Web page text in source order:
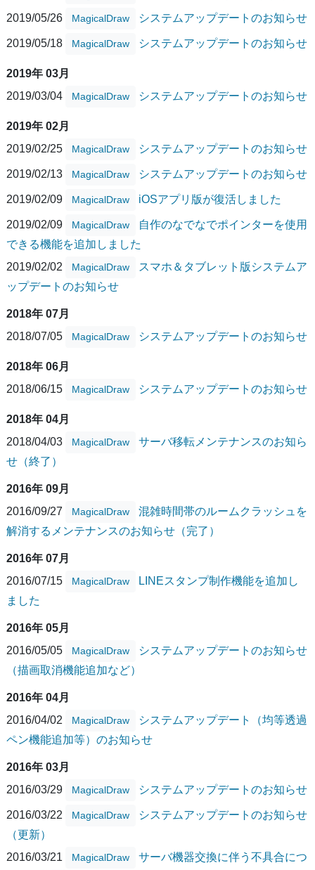
2019/05/26 MagicalDraw システムアップデートのお知らせ
2019/05/18 MagicalDraw システムアップデートのお知らせ
2019年 03月
2019/03/04
MagicalDraw システムアップデートのお知らせ
2019年 02月
2019/02/25
MagicalDraw システムアップデートのお知らせ
2019/02/13 MagicalDraw システムアップデートのお知らせ
2019/02/09 MagicalDraw iOSアプリ版が復活しました
2019/02/09 MagicalDraw
自作のなでなでポインターを使用
できる機能を追加しました
2019/02/02
MagicalDraw
スマホ＆タブレット版システムア
ップデートのお知らせ
2018年 07月
2018/07/05
MagicalDraw システムアップデートのお知らせ
2018年 06月
2018/06/15
MagicalDraw システムアップデートのお知らせ
2018年 04月
2018/04/03
MagicalDraw
サーバ移転メンテナンスのお知ら
せ（終了）
2016年 09月
2016/09/27
MagicalDraw
混雑時間帯のルームクラッシュを
解消するメンテナンスのお知らせ（完了）
2016年 07月
2016/07/15
MagicalDraw
LINEスタンプ制作機能を追加し
ました
2016年 05月
2016/05/05
MagicalDraw
システムアップデートのお知らせ
（描画取消機能追加など）
2016年 04月
2016/04/02
MagicalDraw
システムアップデート（均等透過
ペン機能追加等）のお知らせ
2016年 03月
2016/03/29
MagicalDraw システムアップデートのお知らせ
2016/03/22 MagicalDraw
システムアップデートのお知らせ
（更新）
2016/03/21
MagicalDraw
サーバ機器交換に伴う不具合につ